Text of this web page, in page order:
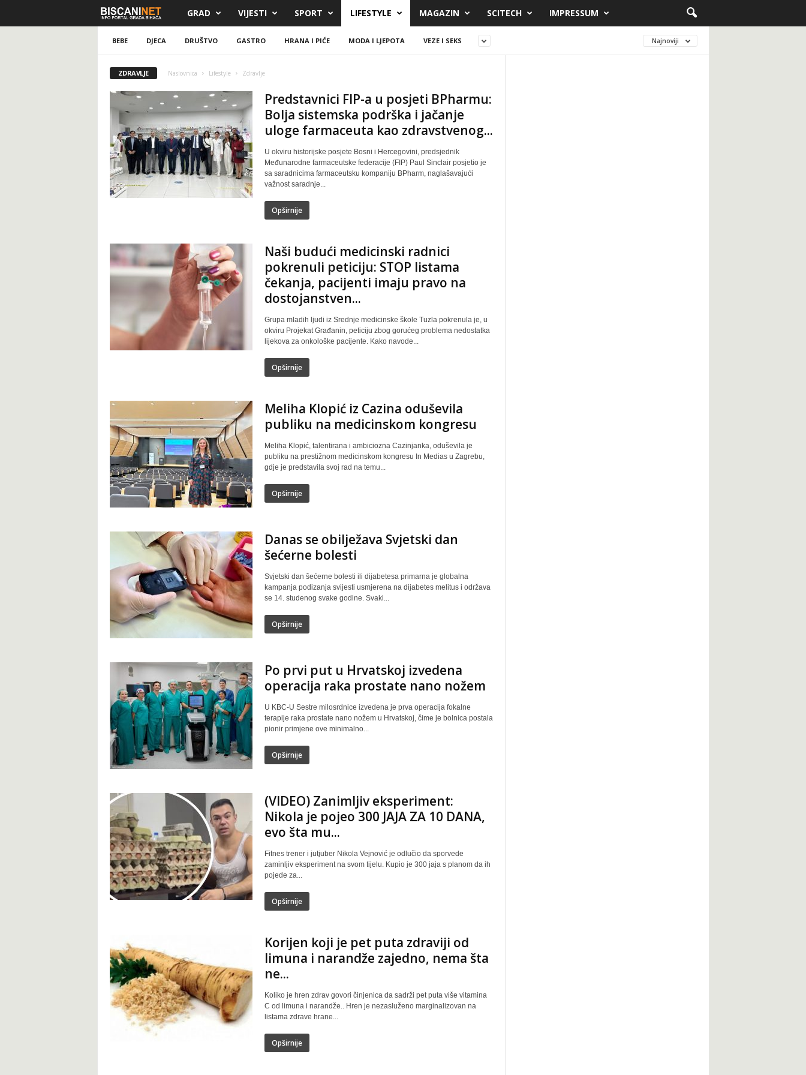
c
a
n
i
.
e
t
GRAD VIJESTI SPORT LIFESTYLE MAGAZIN SCITECH IMPRESSUM
BEBE DJECA DRUŠTVO GASTRO HRANA I PIĆE MODA I LJEPOTA VEZE I SEKS Najnoviji
ZDRAVLJE Naslovnica Lifestyle Zdravlje
Predstavnici FIP-a u posjeti BPharmu:
Bolja sistemska podrška i jačanje
uloge farmaceuta kao zdravstvenog...
U okviru historijske posjete Bosni i Hercegovini, predsjednik
Međunarodne farmaceutske federacije (FIP) Paul Sinclair posjetio je
sa saradnicima farmaceutsku kompaniju BPharm, naglašavajući
važnost saradnje...
Opširnije
Naši budući medicinski radnici
pokrenuli peticiju: STOP listama
čekanja, pacijenti imaju pravo na
dostojanstven...
Grupa mladih ljudi iz Srednje medicinske škole Tuzla pokrenula je, u
okviru Projekat Građanin, peticiju zbog gorućeg problema nedostatka
lijekova za onkološke pacijente. Kako navode...
Opširnije
Meliha Klopić iz Cazina oduševila
publiku na medicinskom kongresu
Meliha Klopić, talentirana i ambiciozna Cazinjanka, oduševila je
publiku na prestižnom medicinskom kongresu In Medias u Zagrebu,
gdje je predstavila svoj rad na temu...
Opširnije
Danas se obilježava Svjetski dan
šećerne bolesti
Svjetski dan šećerne bolesti ili dijabetesa primarna je globalna
kampanja podizanja svijesti usmjerena na dijabetes melitus i održava
se 14. studenog svake godine. Svaki...
Opširnije
Po prvi put u Hrvatskoj izvedena
operacija raka prostate nano nožem
U KBC-U Sestre milosrdnice izvedena je prva operacija fokalne
terapije raka prostate nano nožem u Hrvatskoj, čime je bolnica postala
pionir primjene ove minimalno...
Opširnije
(VIDEO) Zanimljiv eksperiment:
Nikola je pojeo 300 JAJA ZA 10 DANA,
evo šta mu...
Fitnes trener i jutjuber Nikola Vejnović je odlučio da sporvede
zaminljiv eksperiment na svom tijelu. Kupio je 300 jaja s planom da ih
pojede za...
Opširnije
Korijen koji je pet puta zdraviji od
limuna i narandže zajedno, nema šta
ne...
Koliko je hren zdrav govori činjenica da sadrži pet puta više vitamina
C od limuna i narandže.. Hren je nezasluženo marginalizovan na
listama zdrave hrane...
Opširnije